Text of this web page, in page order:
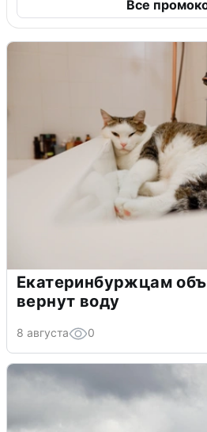
Все
Екатеринбуржцам
вернут воду
8 августа 0